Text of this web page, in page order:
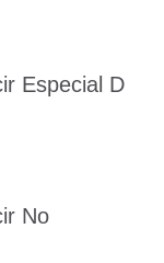
Especial D
No